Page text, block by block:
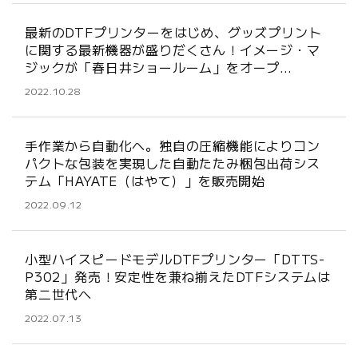
最新のDTFプリンターをはじめ、グッズプリント
に関する最新機器が盛りだくさん！イメージ・マ
ジックが「春日井ショールーム」をオープ…
2022.10.28
手作業から自動化へ。独自の圧縮機能によりコン
パクトな包装を実現した自動たたみ梱包出荷シス
テム「HAYATE（はやて）」を販売開始
2022.09.12
小型ハイスピードモデルDTFプリンター「DTTS-
P302」発売！安定性を兼ね揃えたDTFシステムは
第二世代へ
2022.07.13